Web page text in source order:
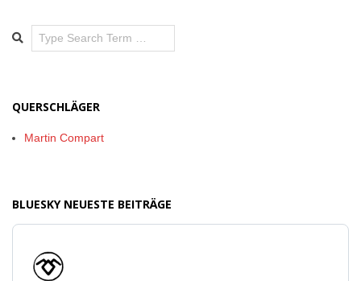
Search
QUERSCHLÄGER
Martin Compart
BLUESKY NEUESTE BEITRÄGE
Beitrag
von